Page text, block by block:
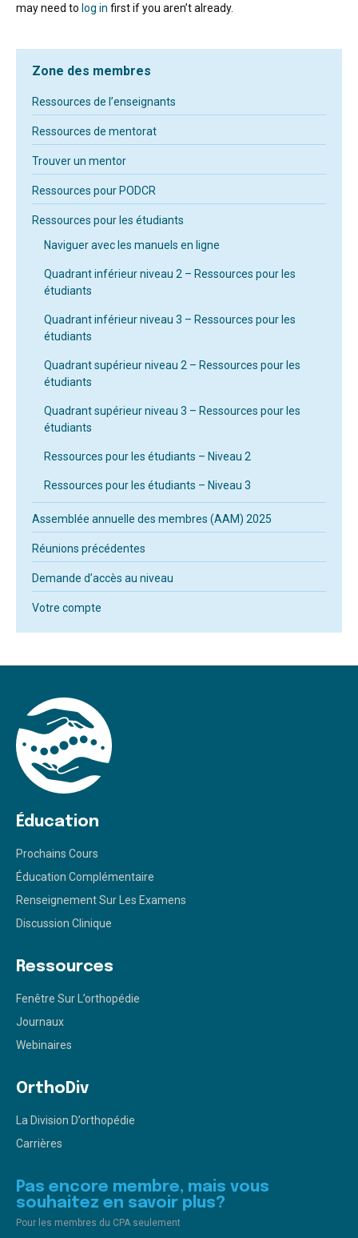
may need to log in first if you aren’t already.
Zone des membres
Ressources de l’enseignants
Ressources de mentorat
Trouver un mentor
Ressources pour PODCR
Ressources pour les étudiants
Naviguer avec les manuels en ligne
Quadrant inférieur niveau 2 – Ressources pour les
étudiants
Quadrant inférieur niveau 3 – Ressources pour les
étudiants
Quadrant supérieur niveau 2 – Ressources pour les
étudiants
Quadrant supérieur niveau 3 – Ressources pour les
étudiants
Ressources pour les étudiants – Niveau 2
Ressources pour les étudiants – Niveau 3
Assemblée annuelle des membres (AAM) 2025
Réunions précédentes
Demande d’accès au niveau
Votre compte
Éducation
Prochains Cours
Éducation Complémentaire
Renseignement Sur Les Examens
Discussion Clinique
Ressources
Fenêtre Sur L’orthopédie
Journaux
Webinaires
OrthoDiv
La Division D’orthopédie
Carrières
Pas encore membre, mais vous
souhaitez en savoir plus?
Pour les membres du CPA seulement